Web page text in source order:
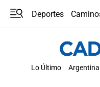
Deportes
Lo Último Argentina